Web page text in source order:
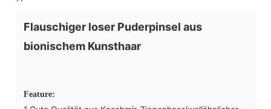
Flauschiger loser Puderpinsel aus
bionischem Kunsthaar
Feature: